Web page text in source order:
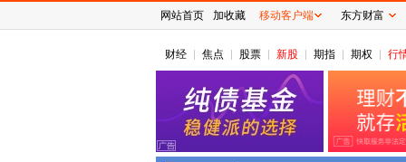
财经 焦点 股票 新股 期指 期权 行
网站首页 加收藏 移动客户端 东方财富